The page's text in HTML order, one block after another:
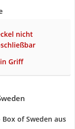
nicht
Griff
of Sweden aus